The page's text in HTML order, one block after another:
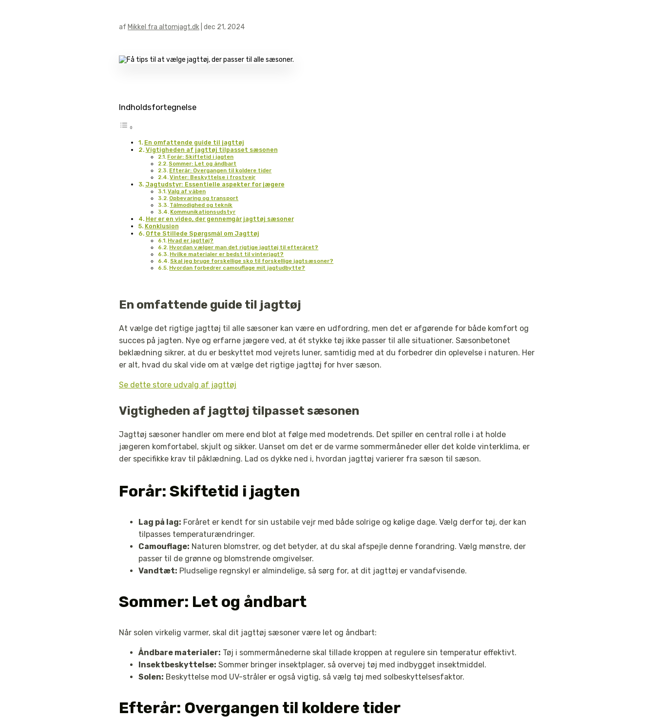
af Mikkel fra altomjagt.dk dec 21, 2024
Indholdsfortegnelse
En omfattende guide til jagttøj
Vigtigheden af jagttøj tilpasset sæsonen
Forår: Skiftetid i jagten
Sommer: Let og åndbart
Efterår: Overgangen til koldere tider
Vinter: Beskyttelse i frostvejr
Jagtudstyr: Essentielle aspekter for jægere
Valg af våben
Opbevaring og transport
Tålmodighed og teknik
Kommunikationsudstyr
Her er en video, der gennemgår jagttøj sæsoner
Konklusion
Ofte Stillede Spørgsmål om Jagttøj
Hvad er jagttøj?
Hvordan vælger man det rigtige jagttøj til efteråret?
Hvilke materialer er bedst til vinterjagt?
Skal jeg bruge forskellige sko til forskellige jagtsæsoner?
Hvordan forbedrer camouflage mit jagtudbytte?
En omfattende guide til jagttøj
At vælge det rigtige jagttøj til alle sæsoner kan være en udfordring, men det er afgørende for både komfort og
succes på jagten. Nye og erfarne jægere ved, at ét stykke tøj ikke passer til alle situationer. Sæsonbetonet
beklædning sikrer, at du er beskyttet mod vejrets luner, samtidig med at du forbedrer din oplevelse i naturen. Her
er alt, hvad du skal vide om at vælge det rigtige jagttøj for hver sæson.
Se dette store udvalg af jagttøj
Vigtigheden af jagttøj tilpasset sæsonen
Jagttøj sæsoner handler om mere end blot at følge med modetrends. Det spiller en central rolle i at holde
jægeren komfortabel, skjult og sikker. Uanset om det er de varme sommermåneder eller det kolde vinterklima, er
der specifikke krav til påklædning. Lad os dykke ned i, hvordan jagttøj varierer fra sæson til sæson.
Forår: Skiftetid i jagten
Lag på lag: Foråret er kendt for sin ustabile vejr med både solrige og kølige dage. Vælg derfor tøj, der kan
tilpasses temperaturændringer.
Camouflage: Naturen blomstrer, og det betyder, at du skal afspejle denne forandring. Vælg mønstre, der
passer til de grønne og blomstrende omgivelser.
Vandtæt: Pludselige regnskyl er almindelige, så sørg for, at dit jagttøj er vandafvisende.
Sommer: Let og åndbart
Når solen virkelig varmer, skal dit jagttøj sæsoner være let og åndbart:
Åndbare materialer: Tøj i sommermånederne skal tillade kroppen at regulere sin temperatur effektivt.
Insektbeskyttelse: Sommer bringer insektplager, så overvej tøj med indbygget insektmiddel.
Solen: Beskyttelse mod UV-stråler er også vigtig, så vælg tøj med solbeskyttelsesfaktor.
Efterår: Overgangen til koldere tider